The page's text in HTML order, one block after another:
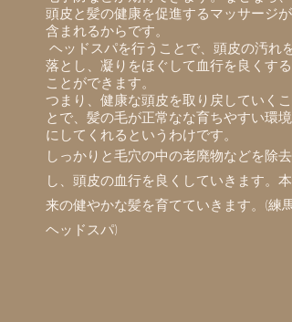
頭皮と髪の健康を促進するマッサージが
含まれるからです。
ヘッドスパを行うことで、頭皮の汚れを
落とし、凝りをほぐして血行を良くする
ことができます。
つまり、健康な頭皮を取り戻していくこ
とで、髪の毛が正常なな育ちやすい環境
にしてくれるというわけです。
しっかりと毛穴の中の老廃物などを除去
し、頭皮​の血行を良くしていきます。本
来の健やかな髪を育てていきます。(練馬
ヘッドスパ)